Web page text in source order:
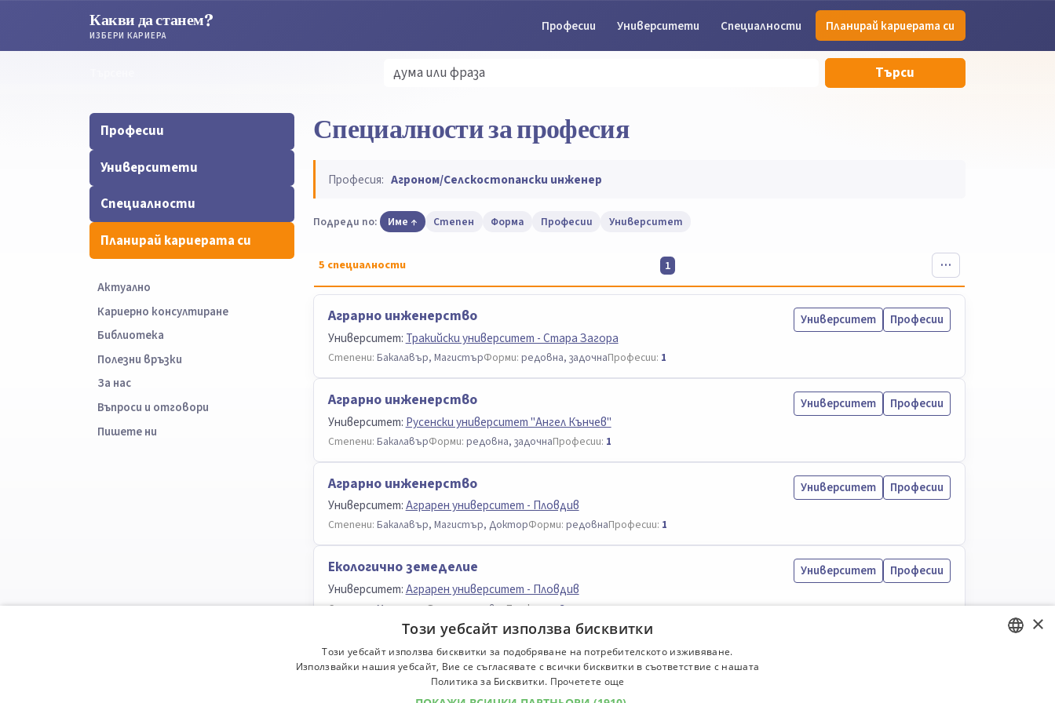
Какви да станем?
ИЗБЕРИ КАРИЕРА
Професии Университети Специалности Планирай кариерата си
Търси
Професии
Университети
Специалности
Планирай кариерата си
Актуално
Кариерно консултиране
Библиотека
Полезни връзки
За нас
Въпроси и отговори
Пишете ни
Специалности за професия
Професия: Агроном/Селскостопански инженер
Подреди по: Име Степен Форма Професии Университет
5 специалности 1
Аграрно инженерство
Университет: Тракийски университет - Стара Загора
Степени: Бакалавър, МагистърФорми: редовна, задочнаПрофесии: 1
Университет Професии
Аграрно инженерство
Университет: Русенски университет "Ангел Кънчев"
Степени: БакалавърФорми: редовна, задочнаПрофесии: 1
Университет Професии
Аграрно инженерство
Университет:Аграрен университет - Пловдив
Степени: Бакалавър, Магистър, ДокторФорми: редовнаПрофесии: 1
Университет Професии
Екологично земеделие
Университет:Аграрен университет - Пловдив
Степени:МагистърФорми:редовнаПрофесии:3
Университет Професии
Земеделска техника и технологии
Университет:Русенски университет "Ангел Кънчев"
редовна, задочна
×
Този уебсайт използва бисквитки
Този уебсайт използва бисквитки за подобряване на потребителското изживяване.
Използвайки нашия уебсайт, Вие се съгласявате с всички бисквитки в съответствие с нашата
Политика за Бисквитки. Прочетете още